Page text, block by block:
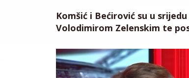
Komšić i Bećirović su u
Volodimirom Zelenskim te